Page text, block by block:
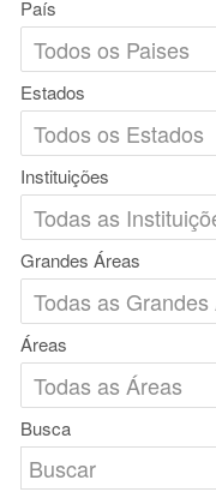
País
Estados
Instituições
Grandes Áreas
Áreas
Busca